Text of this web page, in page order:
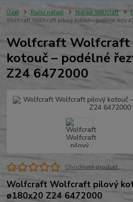
Úvod Ruční nářadí Nářadí Wolfcraft
Wolfcraft Wolfcraft pilový kotouč – podélné řezy
Wolfcraft Wolfcraft
kotouč – podélné
Z24 6472000
Ohodnotit produkt
Wolfcraft Wolfcraft pilový
ø180x20 Z24 6472000